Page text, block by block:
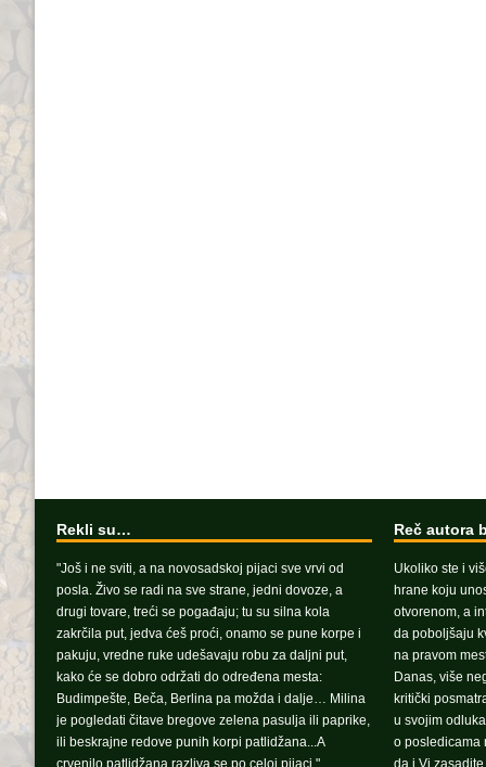
Rekli su…
"Još i ne sviti, a na novosadskoj pijaci sve vrvi od
posla. Živo se radi na sve strane, jedni dovoze, a
drugi tovare, treći se pogađaju; tu su silna kola
zakrčila put, jedva ćeš proći, onamo se pune korpe i
pakuju, vredne ruke udešavaju robu za daljni put,
kako će se dobro održati do određena mesta:
Budimpešte, Beča, Berlina pa možda i dalje… Milina
je pogledati čitave bregove zelena pasulja ili paprike,
ili beskrajne redove punih korpi patlidžana...A
crvenilo patlidžana razliva se po celoj pijaci."
Reč autora
Ukoliko ste i
hrane koju
otvorenom, a
da poboljšaju
na pravom
Danas, više
kritički
u svojim
o posledicama
da i Vi